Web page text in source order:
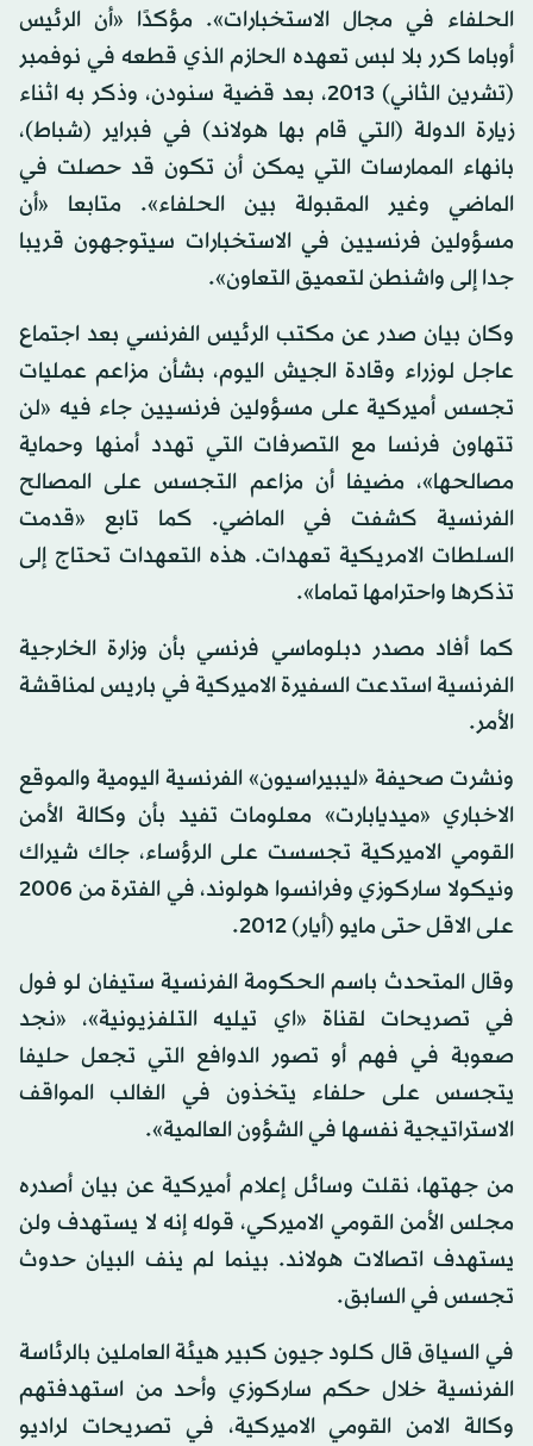
الحلفاء في مجال الاستخبارات». مؤكدًا «أن الرئيس
أوباما كرر بلا لبس تعهده الحازم الذي قطعه في نوفمبر
(تشرين الثاني) 2013، بعد قضية سنودن، وذكر به اثناء
زيارة الدولة (التي قام بها هولاند) في فبراير (شباط)،
بانهاء الممارسات التي يمكن أن تكون قد حصلت في
الماضي وغير المقبولة بين الحلفاء». متابعا «أن
مسؤولين فرنسيين في الاستخبارات سيتوجهون قريبا
جدا إلى واشنطن لتعميق التعاون».
وكان بيان صدر عن مكتب الرئيس الفرنسي بعد اجتماع
عاجل لوزراء وقادة الجيش اليوم، بشأن مزاعم عمليات
تجسس أميركية على مسؤولين فرنسيين جاء فيه «لن
تتهاون فرنسا مع التصرفات التي تهدد أمنها وحماية
مصالحها»، مضيفا أن مزاعم التجسس على المصالح
الفرنسية كشفت في الماضي. كما تابع «قدمت
السلطات الامريكية تعهدات. هذه التعهدات تحتاج إلى
تذكرها واحترامها تماما».
كما أفاد مصدر دبلوماسي فرنسي بأن وزارة الخارجية
الفرنسية استدعت السفيرة الاميركية في باريس لمناقشة
الأمر.
ونشرت صحيفة «ليبيراسيون» الفرنسية اليومية والموقع
الاخباري «ميديابارت» معلومات تفيد بأن وكالة الأمن
القومي الاميركية تجسست على الرؤساء، جاك شيراك
ونيكولا ساركوزي وفرانسوا هولوند، في الفترة من 2006
على الاقل حتى مايو (أيار) 2012.
وقال المتحدث باسم الحكومة الفرنسية ستيفان لو فول
في تصريحات لقناة «اي تيليه التلفزيونية»، «نجد
صعوبة في فهم أو تصور الدوافع التي تجعل حليفا
يتجسس على حلفاء يتخذون في الغالب المواقف
الاستراتيجية نفسها في الشؤون العالمية».
من جهتها، نقلت وسائل إعلام أميركية عن بيان أصدره
مجلس الأمن القومي الاميركي، قوله إنه لا يستهدف ولن
يستهدف اتصالات هولاند. بينما لم ينف البيان حدوث
تجسس في السابق.
في السياق قال كلود جيون كبير هيئة العاملين بالرئاسة
الفرنسية خلال حكم ساركوزي وأحد من استهدفتهم
وكالة الامن القومي الاميركية، في تصريحات لراديو